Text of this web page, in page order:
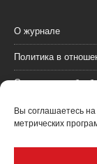
Вы соглашаетесь
метрических
О журнале
Политика в
Согласие на